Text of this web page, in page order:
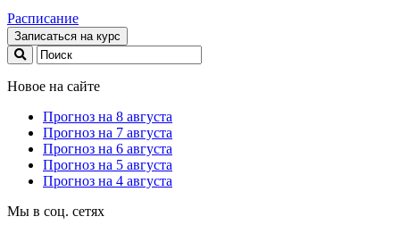
Расписание
Записаться на курс
Новое на сайте
Прогноз на 8 августа
Прогноз на 7 августа
Прогноз на 6 августа
Прогноз на 5 августа
Прогноз на 4 августа
Мы в соц. сетях